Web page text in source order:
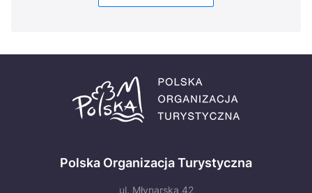
Polska Organizacja Turystyczna
ul. Młynarska 42